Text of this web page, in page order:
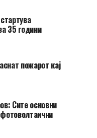
35 години
пожарот кај
Сите основни